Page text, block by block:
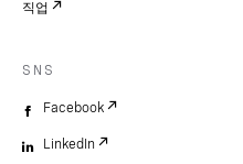
직업
SNS
Facebook
LinkedIn